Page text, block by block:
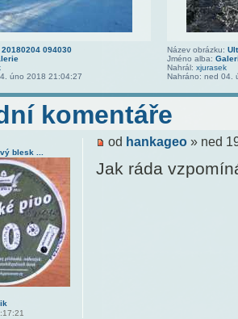
20180204 094030
úno 2018 21:04:27
Název obrázku:
Jméno alba:
Nahrál: xjurasek
Nahráno: ned 04.
komentáře
od hankageo» ned
Jak ráda
blesk ...